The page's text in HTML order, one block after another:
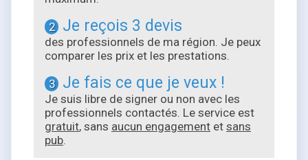
2 Je reçois 3 devis
des professionnels de ma région. Je peux
comparer les prix et les prestations.
3 Je fais ce que je veux !
Je suis libre de signer ou non avec les
professionnels contactés. Le service est
gratuit, sans aucun engagement et sans
pub.